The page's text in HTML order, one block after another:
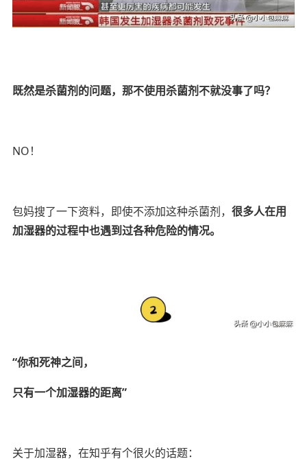
既然是杀菌剂的问题，那不使用杀菌剂不就没事了吗？
NO！
包妈搜了一下资料，即使不添加这种杀菌剂， 很多人在用
加湿器的过程中也遇到过各种危险的情况。
“你和死神之间，
只有一个加湿器的距离”
关于加湿器，在知乎有个很火的话题：